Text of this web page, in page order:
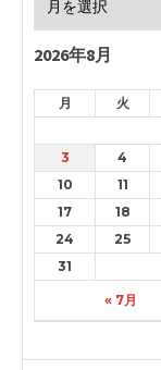
2026年8月
月 火
« 7月
3
4
10
11
17
18
24
25
31